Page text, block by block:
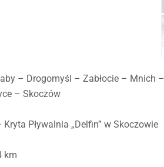
– Drogomyśl – Zabłocie – Mnich –
– Skoczów
Pływalnia „Delfin” w Skoczowie
km